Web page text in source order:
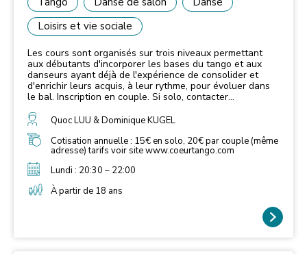
Loisirs et vie sociale
Les cours sont organisés sur trois niveaux permettant
aux débutants d'incorporer les bases du tango et aux
danseurs ayant déjà de l'expérience de consolider et
d'enrichir leurs acquis, à leur rythme, pour évoluer dans
le bal. Inscription en couple. Si solo, contacter
Quoc LUU & Dominique KUGEL
Cotisation annuelle : 15€ en solo, 20€ par couple (même
adresse) tarifs voir site www.coeurtango.com
Lundi : 20:30 – 22:00
À partir de 18 ans